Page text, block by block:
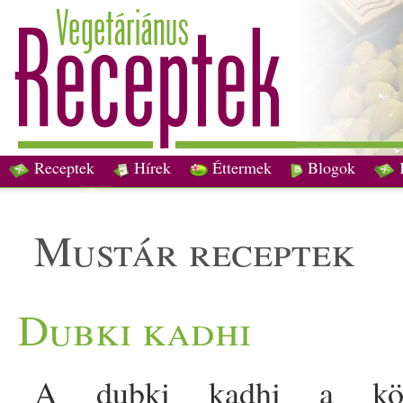
Receptek Hírek Éttermek Blogok
mustár receptek
Dubki kadhi
A dubki kadhi a